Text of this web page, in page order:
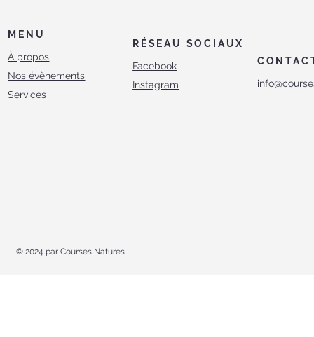
MENU
À propos
Nos évènements
Services
RÉSEAU SOCIAUX
Facebook
Instagram
© 2024 par Courses Natures